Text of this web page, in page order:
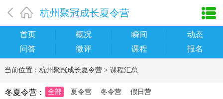
杭州聚冠成长夏令营
首页 概况 瞬间
动态
问答
微评 课程 报名
当前位置： 杭州聚冠成长夏令营> 课程汇总
冬夏令营： 全部 夏令营 冬令营 假日营